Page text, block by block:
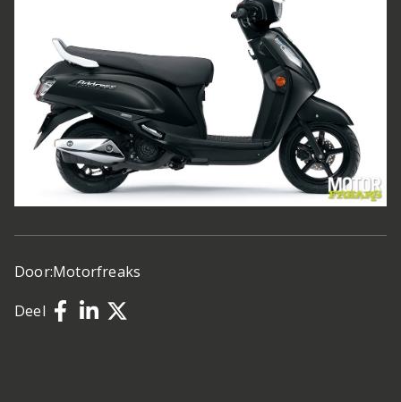
Door:Motorfreaks
Deel